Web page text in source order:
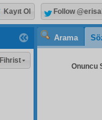
Arama
Onuncu
Fihrist
Kayıt Ol Follow